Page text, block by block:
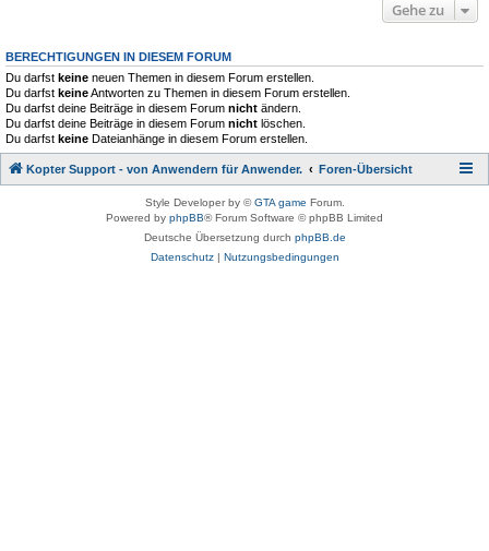
Gehe zu
BERECHTIGUNGEN IN DIESEM FORUM
Du darfst keine neuen Themen in diesem Forum erstellen.
Du darfst keineAntworten zu Themen in diesem Forum erstellen.
Du darfst deine Beiträge in diesem Forum nicht ändern.
Du darfst deine Beiträge in diesem Forum nicht löschen.
Du darfst keine Dateianhänge in diesem Forum erstellen.
Kopter Support - von Anwendern für Anwender. Foren-Übersicht
Style Developer by ©GTA game Forum.
Powered by phpBB® Forum Software © phpBB Limited
Deutsche Übersetzung durch phpBB.de
Datenschutz| Nutzungsbedingungen